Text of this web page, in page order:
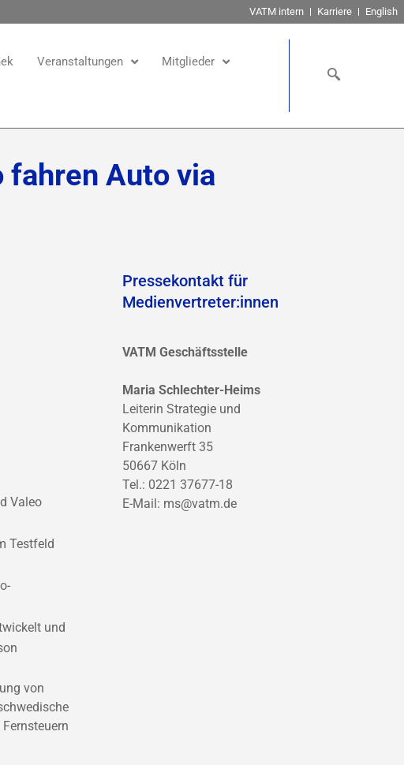
VATM intern Karriere English
Veranstaltungen
Mitglieder
fahren Auto via
Valeo
Testfeld
und
von
Pressekontakt für
Medienvertreter:innen
VATM Geschäftsstelle
Maria Schlechter-Heims
Leiterin Strategie und
Kommunikation
Frankenwerft 35
50667 Köln
Tel.: 0221 37677-18
E-Mail: ms@vatm.de